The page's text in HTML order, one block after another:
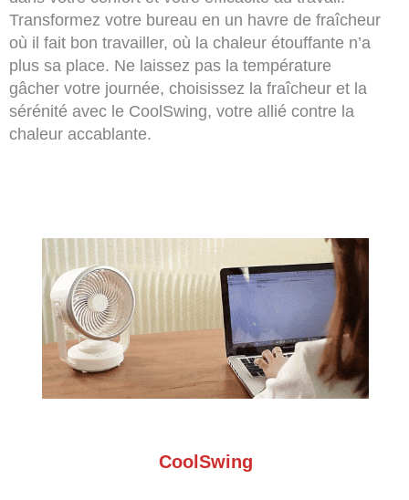
Transformez votre bureau en un havre de fraîcheur
où il fait bon travailler, où la chaleur étouffante n’a
plus sa place. Ne laissez pas la température
gâcher votre journée, choisissez la fraîcheur et la
sérénité avec le CoolSwing, votre allié contre la
chaleur accablante.
CoolSwing